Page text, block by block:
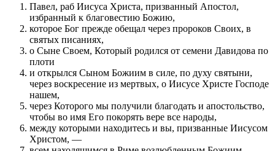
Павел, раб Иисуса Христа, призванный Апостол,
избранный к благовестию Божию,
которое Бог прежде обещал через пророков Своих, в
святых писаниях,
о Сыне Своем, Который родился от семени Давидова по
плоти
и открылся Сыном Божиим в силе, по духу святыни,
через воскресение из мертвых, о Иисусе Христе Господе
нашем,
через Которого мы получили благодать и апостольство,
чтобы во имя Его покорять вере все народы,
между которыми находитесь и вы, призванные Иисусом
Христом, —